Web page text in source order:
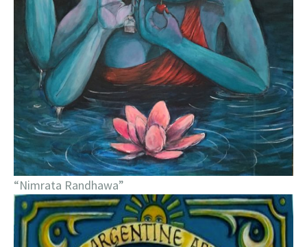
“Nimrata Randhawa”